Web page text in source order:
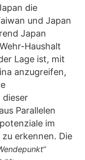
die
und Japan
Japan
Haushalt
Lage ist, mit
anzugreifen,
dieser
Parallelen
im
erkennen. Die